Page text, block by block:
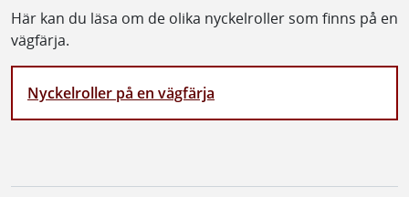
Här kan du läsa om de olika nyckelroller som finns på en
vägfärja.
Nyckelroller på en vägfärja